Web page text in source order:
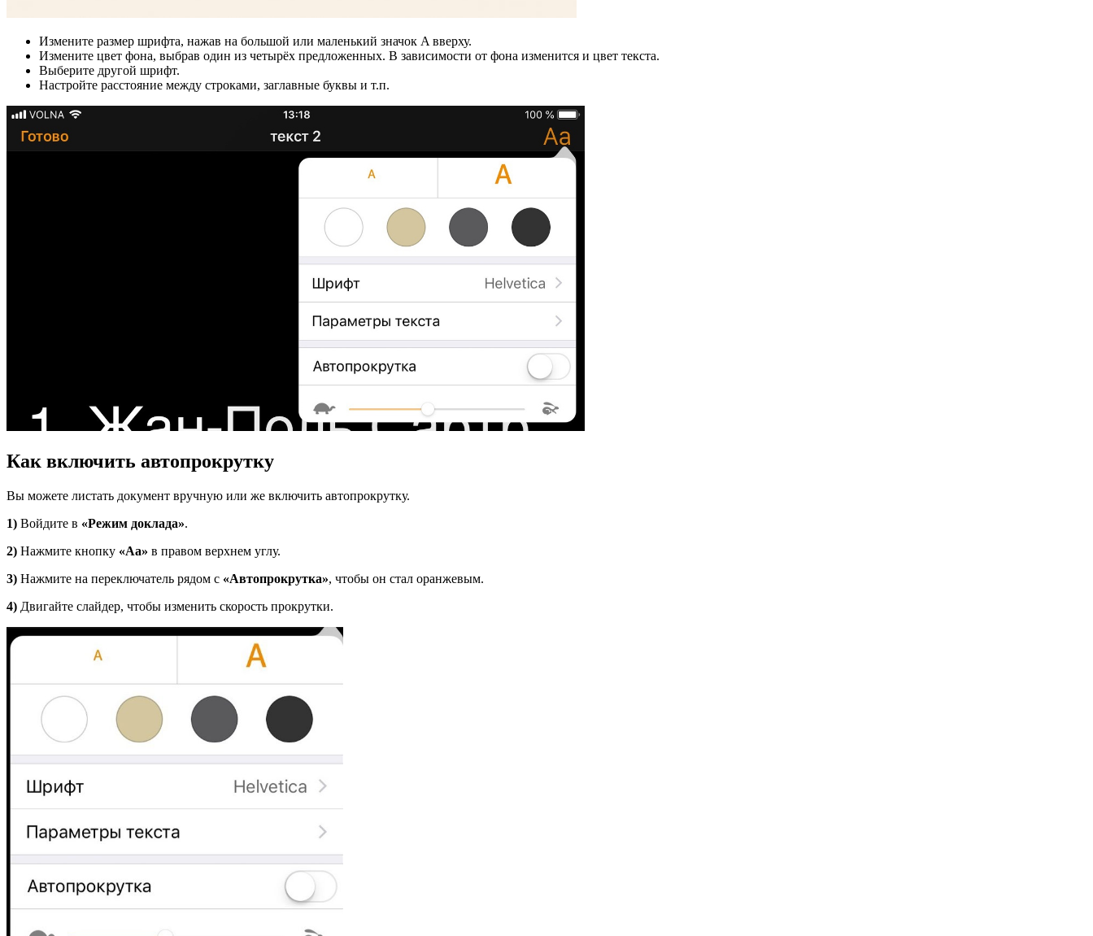
Измените размер шрифта, нажав на большой или маленький значок A вверху.
Измените цвет фона, выбрав один из четырёх предложенных. В зависимости от фона изменится и цвет текста.
Выберите другой шрифт.
Настройте расстояние между строками, заглавные буквы и т.п.
Как включить автопрокрутку
Вы можете листать документ вручную или же включить автопрокрутку.
1) Войдите в «Режим доклада».
2) Нажмите кнопку «Aa» в правом верхнем углу.
3) Нажмите на переключатель рядом с «Автопрокрутка», чтобы он стал оранжевым.
4) Двигайте слайдер, чтобы изменить скорость прокрутки.